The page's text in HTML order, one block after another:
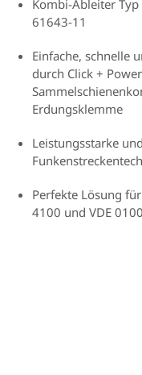
Kombi-Ableiter Typ
61643-11
Einfache, schnelle
durch Click +
Erdungsklemme
Leistungsstarke
Perfekte Lösung
4100 und VDE